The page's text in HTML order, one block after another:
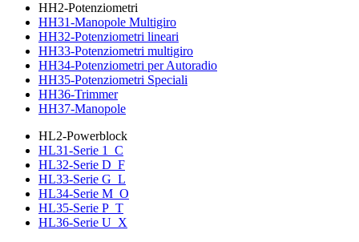
HH2-Potenziometri
HH31-Manopole Multigiro
HH32-Potenziometri lineari
HH33-Potenziometri multigiro
HH34-Potenziometri per Autoradio
HH35-Potenziometri Speciali
HH36-Trimmer
HH37-Manopole
HL2-Powerblock
HL31-Serie 1_C
HL32-Serie D_F
HL33-Serie G_L
HL34-Serie M_O
HL35-Serie P_T
HL36-Serie U_X